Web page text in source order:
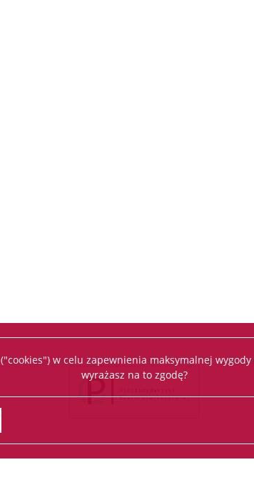
w celu zapewnienia maksymalnej
wyrażasz na to zgodę?